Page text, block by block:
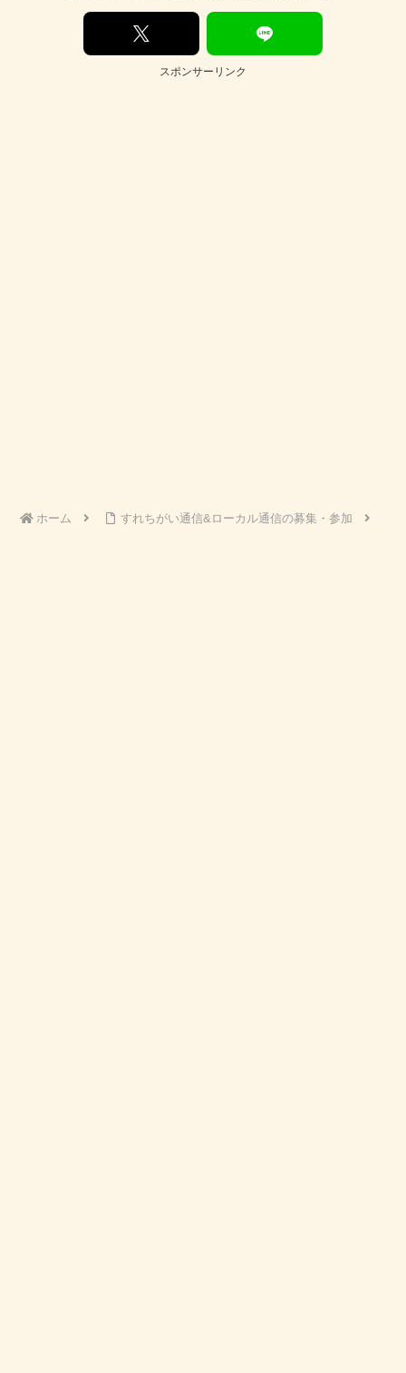
スポンサーリンク
ホーム すれちがい通信&ローカル通信の募集・参加